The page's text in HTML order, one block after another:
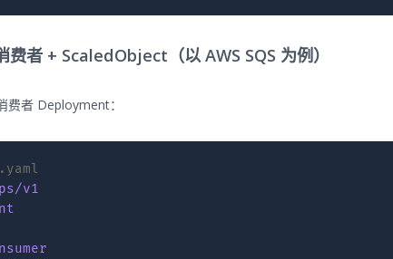
者 + ScaledObject（以 AWS SQS 为例）
费者 Deployment：
v1